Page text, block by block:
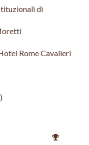
di
Rome Cavalieri